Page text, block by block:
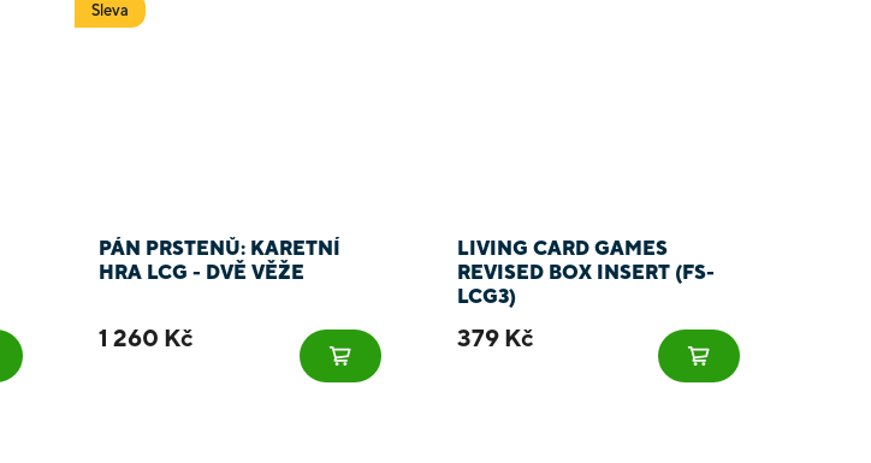
Sleva
PÁN PRSTENŮ: KARETNÍ
HRA LCG - DVĚ VĚŽE
1 260 Kč
LIVING CARD GAMES
REVISED BOX INSERT (FS-
LCG3)
379 Kč